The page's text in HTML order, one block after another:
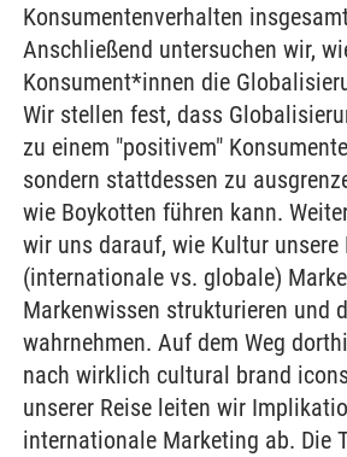
Konsumentenverhalten
Anschließend untersuchen wir,
Konsument*innen die
Wir stellen fest, dass
zu einem "positivem"
sondern stattdessen zu
wie Boykotten führen kann.
wir uns darauf, wie Kultur unsere
(internationale vs. globale)
Markenwissen strukturieren und
wahrnehmen. Auf dem Weg
nach wirklich cultural brand
unserer Reise leiten wir
internationale Marketing ab. Die